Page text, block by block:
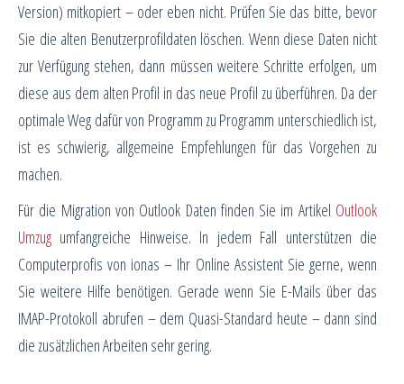
Version) mitkopiert – oder eben nicht. Prüfen Sie das bitte, bevor
Sie die alten Benutzerprofildaten löschen. Wenn diese Daten nicht
zur Verfügung stehen, dann müssen weitere Schritte erfolgen, um
diese aus dem alten Profil in das neue Profil zu überführen. Da der
optimale Weg dafür von Programm zu Programm unterschiedlich ist,
ist es schwierig, allgemeine Empfehlungen für das Vorgehen zu
machen.
Für die Migration von Outlook Daten finden Sie im Artikel Outlook
Umzug umfangreiche Hinweise. In jedem Fall unterstützen die
Computerprofis von ionas – Ihr Online Assistent Sie gerne, wenn
Sie weitere Hilfe benötigen. Gerade wenn Sie E-Mails über das
IMAP-Protokoll abrufen – dem Quasi-Standard heute – dann sind
die zusätzlichen Arbeiten sehr gering.